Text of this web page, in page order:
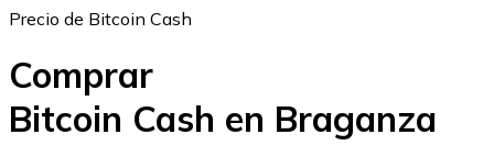
Precio de Bitcoin Cash
Comprar
Bitcoin Cash en Braganza